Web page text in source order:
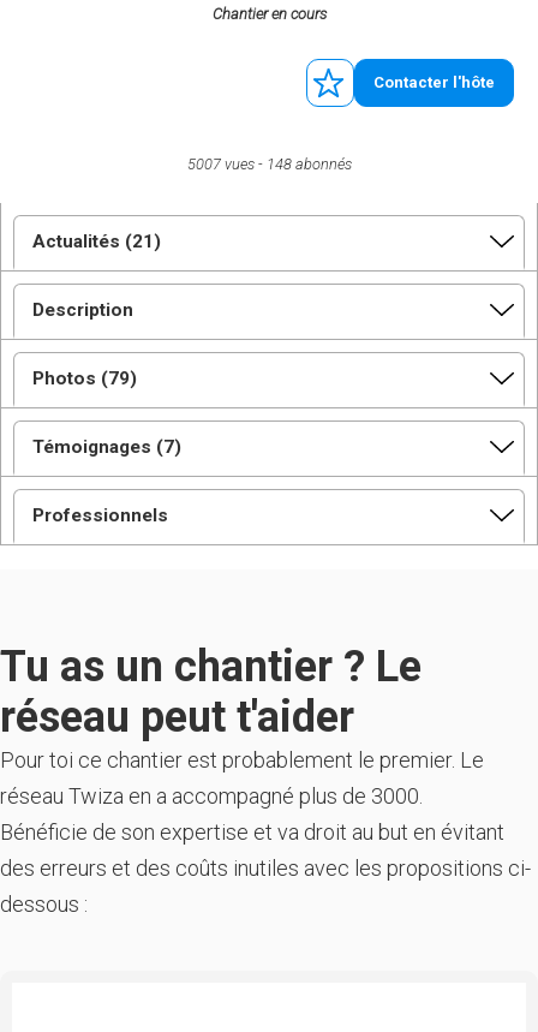
Chantier en cours
Contacter l'hôte
5007 vues 148 abonnés
Actualités (21)
Description
Photos (79)
Témoignages (7)
Professionnels
Tu as un chantier ? Le
réseau peut t'aider
Pour toi ce chantier est probablement le premier. Le
réseau Twiza en a accompagné plus de 3000.
Bénéficie de son expertise et va droit au but en évitant
des erreurs et des coûts inutiles avec les propositions ci-
dessous :